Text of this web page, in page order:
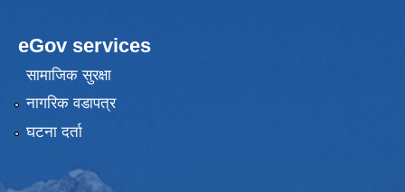
eGov services
सामाजिक सुरक्षा
नागरिक वडापत्र
घटना दर्ता